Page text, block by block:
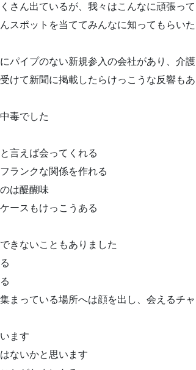
さん出ているが、我々はこんなに頑張って
スポットを当ててみんなに知ってもらいた
パイプのない新規参入の会社があり、介護
けて新聞に掲載したらけっこうな反響もあ
毒でした
言えば会ってくれる
ランクな関係を作れる
は醍醐味
ースもけっこうある
きないこともありました
まっている場所へは顔を出し、会えるチャ
ます
ないかと思います